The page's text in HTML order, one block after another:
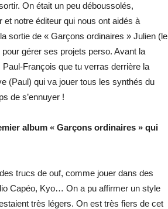
On était un peu déboussolés,
notre éditeur qui nous ont aidés à
sortie de « Garçons ordinaires » Julien (le
gérer ses projets perso. Avant la
Paul-François que tu verras derrière la
(Paul) qui va jouer tous les synthés du
de s’ennuyer !
album « Garçons ordinaires » qui
trucs de ouf, comme jouer dans des
Capéo, Kyo… On a pu affirmer un style
très légers. On est très fiers de cet